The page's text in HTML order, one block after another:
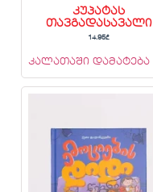
კუპატას
თავგადასავალი
14.95₾
კალათაში დამატება